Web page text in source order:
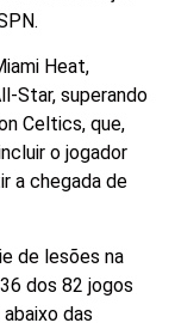
Heat,
Star, superando
Celtics, que,
o jogador
a chegada de
de lesões na
dos 82 jogos
das